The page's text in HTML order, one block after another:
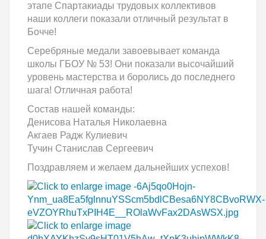
этапе Спартакиады трудовых коллективов
наши коллеги показали отличный результат в
Бочче!
Серебряные медали завоевывает команда
школы ГБОУ № 53! Они показали высочайший
уровень мастерства и боролись до последнего
шага! Отличная работа!
Состав нашей команды:
Денисова Наталья Николаевна
Акгаев Радж Кулиевич
Тучин Станислав Сергеевич
Поздравляем и желаем дальнейших успехов!